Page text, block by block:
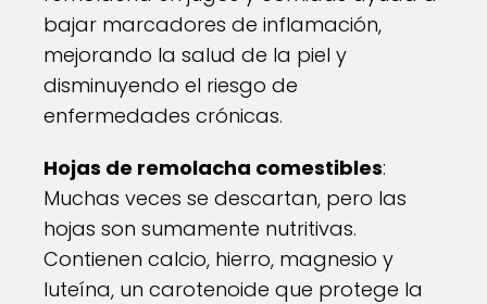
bajar marcadores de inflamación,
mejorando la salud de la piel y
disminuyendo el riesgo de
enfermedades crónicas.
Hojas de remolacha comestibles:
Muchas veces se descartan, pero las
hojas son sumamente nutritivas.
Contienen calcio, hierro, magnesio y
luteína, un carotenoide que protege la